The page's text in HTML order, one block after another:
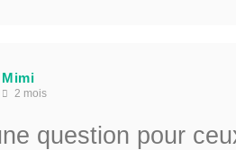
Mimi
2 mois
question pour